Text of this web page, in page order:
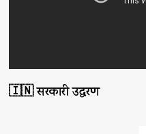
🇮🇳 सरकारी उद्धरण